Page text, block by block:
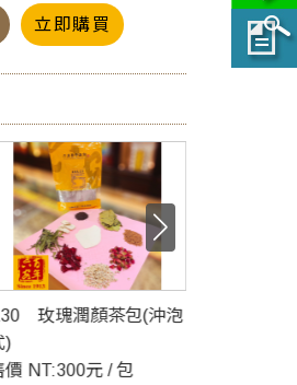
及礦物質
含有更多鐵質及茄
樂扎實口感。
立即購買
A31 養生茶(沖泡式)